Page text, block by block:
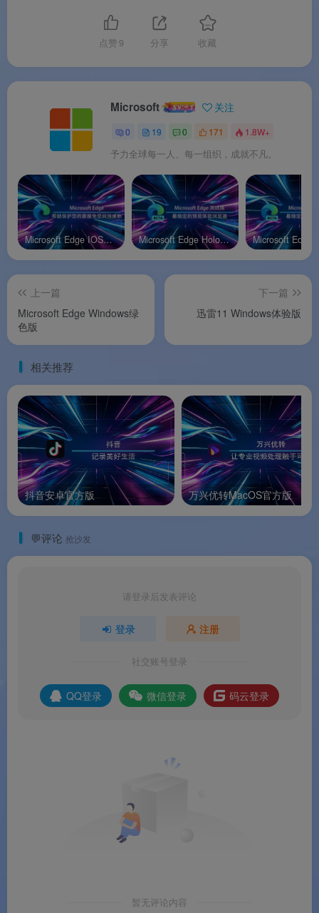
密码、历史记录、扩展在 Linux、Windows、
macOS、iOS、Android 间自动同步
💾性能优化与资源管理：睡眠标签页自动释放内
；在长时间运行会话中，Edge 对系统资源的占
🎨丰富的内置工具：内置 PDF 阅读器支持注释编
读器、集锦功能等。
软件特色
✨ 软件特色
：不是网页封装或兼容层，而
🔄全平台生态无缝衔接：Edge 是少有的同时覆盖
Linux、Windows、macOS、iOS、Android 的浏览
器，一个账号打通所有设备。
🤖AI 赋能的浏览器：Copilot 不只是聊天机器人，
而是深度集成到浏览器中的智能助手，能跨标签页
牲便利性的用户。
微软生态深度整合
：与 Microsoft 365、
软生态用户的理想选择。
微软官方出品：全球顶级科技公司持续投入，安
全更新和功能迭代有保障。
点赞 9 分享 收藏
Microsoft 关注
0 19 0 171 1.8W+
予力全球每一人、每一组织，成就不凡。
Microsoft Edge IOS官方版 Microsoft Edge HoloLens 2测试版
上一篇
Microsoft Edge Windows绿
色版
下一篇
迅雷11 Windows体验版
相关推荐
抖音安卓官方版 万兴优转MacOS官方版
💬评论 抢沙发
请登录后发表评论
登录 注册
社交账号登录
QQ登录 微信登录 码云登录
暂无评论内容